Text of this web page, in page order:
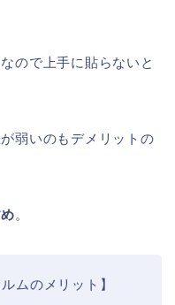
ので上手に貼らないと
弱いのもデメリットの
。
ムのメリット】